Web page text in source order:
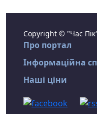
Copyright © "Час
Про портал
Інформаційна
Наші ціни